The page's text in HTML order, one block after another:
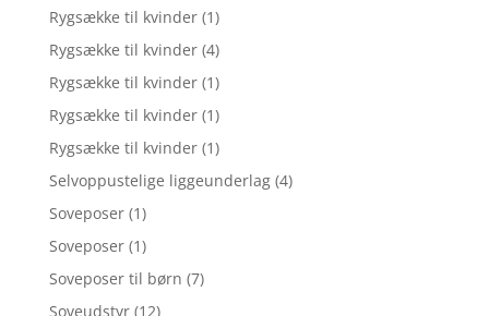
Rygsække til kvinder (1)
Rygsække til kvinder (4)
Rygsække til kvinder (1)
Rygsække til kvinder (1)
Rygsække til kvinder (1)
Selvoppustelige liggeunderlag (4)
Soveposer (1)
Soveposer (1)
Soveposer til børn (7)
Soveudstyr (12)